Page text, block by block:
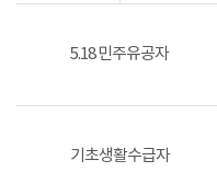
5.18 민주유공자
기초생활수급자